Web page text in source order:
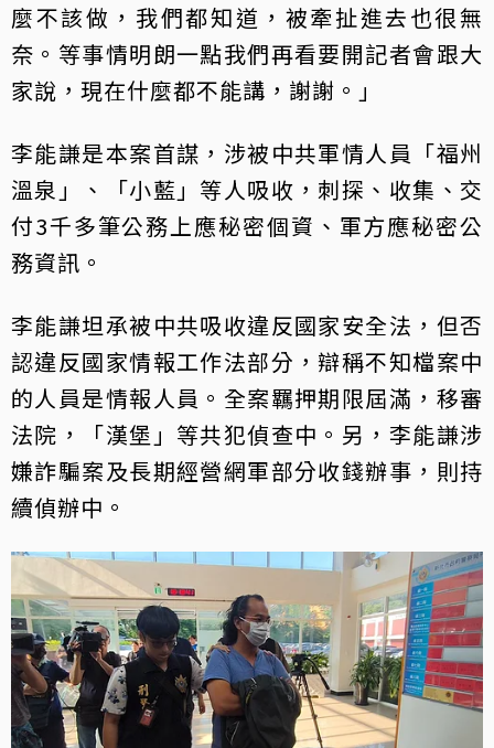
麼不該做，我們都知道，被牽扯進去也很無
奈。等事情明朗一點我們再看要開記者會跟大
家說，現在什麼都不能講，謝謝。」
李能謙是本案首謀，涉被中共軍情人員「福州
溫泉」、「小藍」等人吸收，刺探、收集、交
付3千多筆公務上應秘密個資、軍方應秘密公
務資訊。
李能謙坦承被中共吸收違反國家安全法，但否
認違反國家情報工作法部分，辯稱不知檔案中
的人員是情報人員。全案羈押期限屆滿，移審
法院，「漢堡」等共犯偵查中。另，李能謙涉
嫌詐騙案及長期經營網軍部分收錢辦事，則持
續偵辦中。